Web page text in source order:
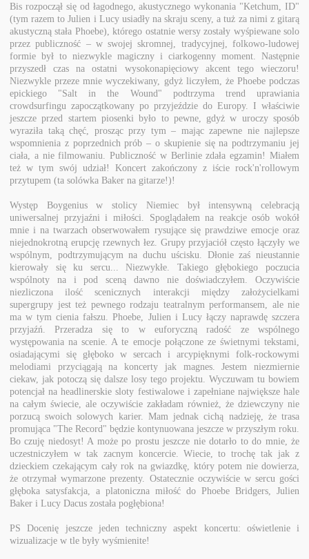
Bis rozpoczął się od łagodnego, akustycznego wykonania "Ketchum, ID"
(tym razem to Julien i Lucy usiadły na skraju sceny, a tuż za nimi z gitarą
akustyczną stała Phoebe), którego ostatnie wersy zostały wyśpiewane solo
przez publiczność – w swojej skromnej, tradycyjnej, folkowo-ludowej
formie był to niezwykle magiczny i ciarkogenny moment. Następnie
przyszedł czas na ostatni wysokonapięciowy akcent tego wieczoru!
Niezwykle przeze mnie wyczekiwany, gdyż liczyłem, że Phoebe podczas
epickiego "Salt in the Wound" podtrzyma trend uprawiania
crowdsurfingu zapoczątkowany po przyjeździe do Europy. I właściwie
jeszcze przed startem piosenki było to pewne, gdyż w uroczy sposób
wyraziła taką chęć, prosząc przy tym – mając zapewne nie najlepsze
wspomnienia z poprzednich prób – o skupienie się na podtrzymaniu jej
ciała, a nie filmowaniu. Publiczność w Berlinie zdała egzamin! Miałem
też w tym swój udział! Koncert zakończony z iście rock'n'rollowym
przytupem (ta solówka Baker na gitarze!)!
Występ Boygenius w stolicy Niemiec był intensywną celebracją
uniwersalnej przyjaźni i miłości. Spoglądałem na reakcje osób wokół
mnie i na twarzach obserwowałem rysujące się prawdziwe emocje oraz
niejednokrotną erupcję rzewnych łez. Grupy przyjaciół często łączyły we
wspólnym, podtrzymującym na duchu uścisku. Dłonie zaś nieustannie
kierowały się ku sercu... Niezwykłe. Takiego głębokiego poczucia
wspólnoty na i pod sceną dawno nie doświadczyłem. Oczywiście
niezliczona ilość scenicznych interakcji między założycielkami
supergrupy jest też pewnego rodzaju teatralnym performansem, ale nie
ma w tym cienia fałszu. Phoebe, Julien i Lucy łączy naprawdę szczera
przyjaźń. Przeradza się to w euforyczną radość ze wspólnego
występowania na scenie. A te emocje połączone ze świetnymi tekstami,
osiadającymi się głęboko w sercach i arcypięknymi folk-rockowymi
melodiami przyciągają na koncerty jak magnes. Jestem niezmiernie
ciekaw, jak potoczą się dalsze losy tego projektu. Wyczuwam tu bowiem
potencjał na headlinerskie sloty festiwalowe i zapełniane największe hale
na całym świecie, ale oczywiście zakładam również, że dziewczyny nie
porzucą swoich solowych karier. Mam jednak cichą nadzieję, że trasa
promująca "The Record" będzie kontynuowana jeszcze w przyszłym roku.
Bo czuję niedosyt! A może po prostu jeszcze nie dotarło to do mnie, że
uczestniczyłem w tak zacnym koncercie. Wiecie, to trochę tak jak z
dzieckiem czekającym cały rok na gwiazdkę, który potem nie dowierza,
że otrzymał wymarzone prezenty. Ostatecznie oczywiście w sercu gości
głęboka satysfakcja, a platoniczna miłość do Phoebe Bridgers, Julien
Baker i Lucy Dacus została pogłębiona!
PS Docenię jeszcze jeden techniczny aspekt koncertu: oświetlenie i
wizualizacje w tle były wyśmienite!